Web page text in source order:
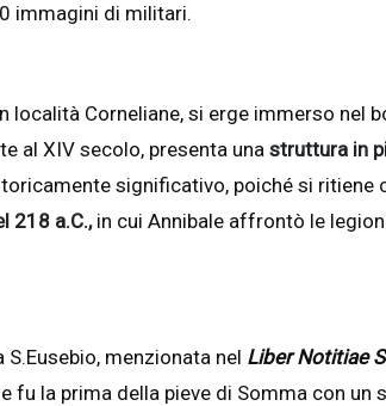
immagini di militari.
località Corneliane, si erge immerso nel
al XIV secolo, presenta unastruttura in
significativo, poiché si ritiene
218 a.C.,in cui Annibale affrontò le
menzionata nel Liber Notitiae
fu la prima della pieve di Somma con un